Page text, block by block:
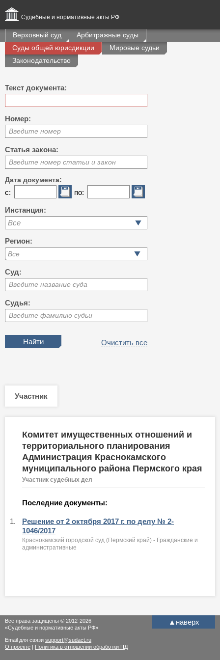
Судебные и нормативные акты РФ
Верховный суд
Арбитражные суды
Суды общей юрисдикции
Мировые судьи
Законодательство
Текст документа:
Номер:
Введите номер
Статья закона:
Введите номер статьи и закон
Дата документа:
с: по:
Инстанция:
Все
Регион:
Суд:
Введите название суда
Судья:
Введите фамилию судьи
Очистить все
Участник
Комитет имущественных отношений и
территориального планирования
Администрация Краснокамского
муниципального района Пермского края
Участник судебных дел
Последние документы:
1.
Решение от 2 октября 2017 г. по делу № 2-
1046/2017
Краснокамский городской суд (Пермский край) - Гражданские и
административные
▲ наверх
Все права защищены © 2012-2026
«Судебные и нормативные акты РФ»
Email для связи support@sudact.ru
О проекте | Политика в отношении обработки ПД